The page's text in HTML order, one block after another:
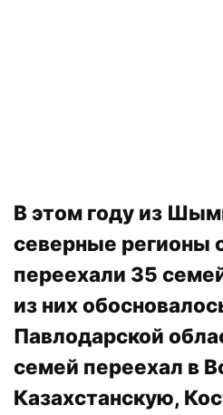
В этом году из
северные регионы
переехали 35
из них
Павлодарской
семей переехал в
Казахстанскую,